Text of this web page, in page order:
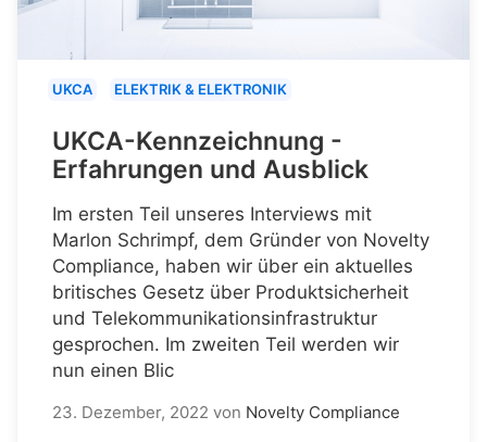
UKCA ELEKTRIK & ELEKTRONIK
UKCA-Kennzeichnung -
Erfahrungen und Ausblick
Im ersten Teil unseres Interviews mit
Marlon Schrimpf, dem Gründer von Novelty
Compliance, haben wir über ein aktuelles
britisches Gesetz über Produktsicherheit
und Telekommunikationsinfrastruktur
gesprochen. Im zweiten Teil werden wir
nun einen Blic
23. Dezember, 2022 von Novelty Compliance